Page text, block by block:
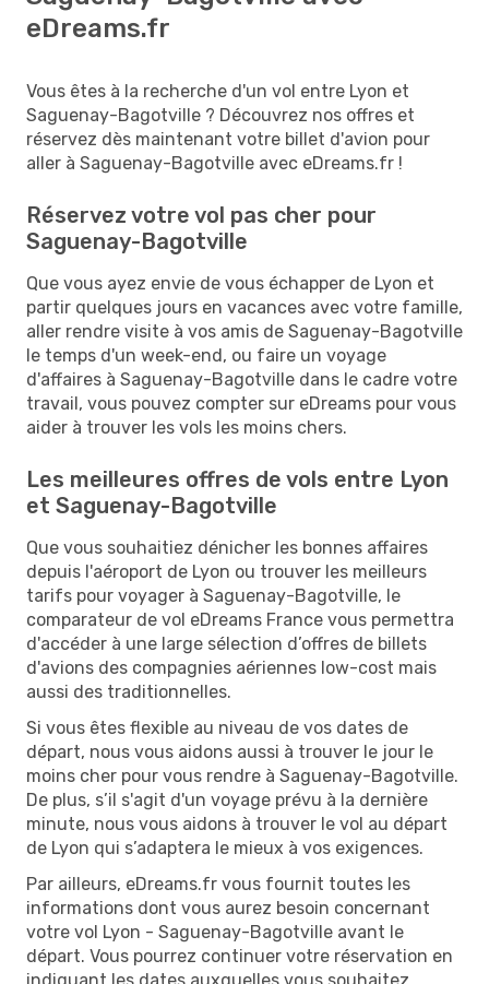
eDreams.fr
Vous êtes à la recherche d'un vol entre Lyon et
Saguenay-Bagotville ? Découvrez nos offres et
réservez dès maintenant votre billet d'avion pour
aller à Saguenay-Bagotville avec eDreams.fr !
Réservez votre vol pas cher pour
Saguenay-Bagotville
Que vous ayez envie de vous échapper de Lyon et
partir quelques jours en vacances avec votre famille,
aller rendre visite à vos amis de Saguenay-Bagotville
le temps d'un week-end, ou faire un voyage
d'affaires à Saguenay-Bagotville dans le cadre votre
travail, vous pouvez compter sur eDreams pour vous
aider à trouver les vols les moins chers.
Les meilleures offres de vols entre Lyon
et Saguenay-Bagotville
Que vous souhaitiez dénicher les bonnes affaires
depuis l'aéroport de Lyon ou trouver les meilleurs
tarifs pour voyager à Saguenay-Bagotville, le
comparateur de vol eDreams France vous permettra
d'accéder à une large sélection d’offres de billets
d'avions des compagnies aériennes low-cost mais
aussi des traditionnelles.
Si vous êtes flexible au niveau de vos dates de
départ, nous vous aidons aussi à trouver le jour le
moins cher pour vous rendre à Saguenay-Bagotville.
De plus, s’il s'agit d'un voyage prévu à la dernière
minute, nous vous aidons à trouver le vol au départ
de Lyon qui s’adaptera le mieux à vos exigences.
Par ailleurs, eDreams.fr vous fournit toutes les
informations dont vous aurez besoin concernant
votre vol Lyon - Saguenay-Bagotville avant le
départ. Vous pourrez continuer votre réservation en